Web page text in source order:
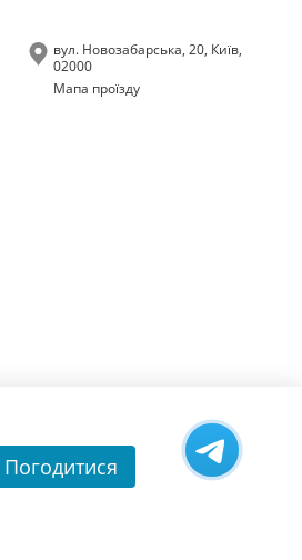
вул. Новозабарська, 20, Київ,
02000
Мапа проїзду
Погодитися